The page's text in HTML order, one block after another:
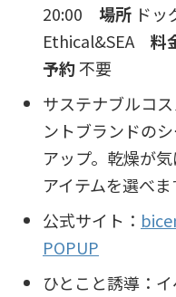
20:00 場所 ドッ
Ethical&SEA 料
予約不要
サステナブルコ
ントブランドの
アップ。乾燥が
アイテムを選べ
公式サイト：
POPUP
ひとこと誘導：